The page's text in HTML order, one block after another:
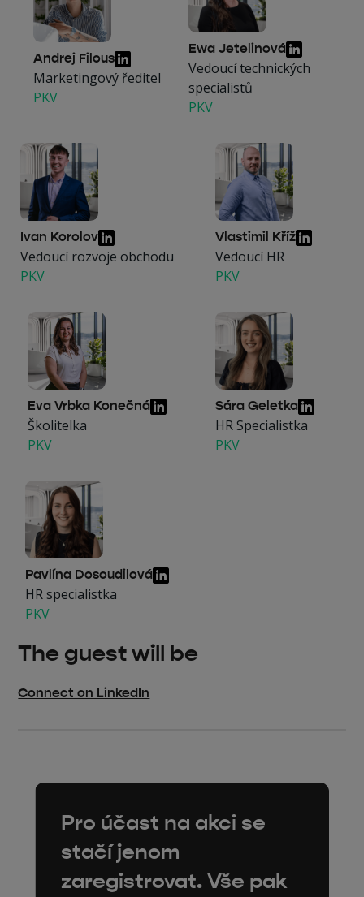
Andrej Filous
Marketingový ředitel
PKV
Ewa Jetelinová
Vedoucí technických
specialistů
PKV
Ivan Korolov
Vedoucí rozvoje obchodu
PKV
Vlastimil Kříž
Vedoucí HR
PKV
Eva Vrbka Konečná
Školitelka
PKV
Sára Geletka
HR Specialistka
PKV
Pavlína Dosoudilová
HR specialistka
PKV
The guest will be
Connect on LinkedIn
Pro účast na akci se
stačí jenom
zaregistrovat. Vše pak